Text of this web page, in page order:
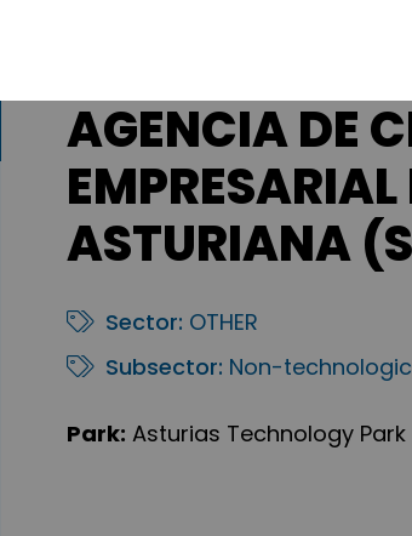
AGENCIA DE
ASTURIANA
Sector: OTHER
Subsector: Non-
Park: Asturias Technology Park